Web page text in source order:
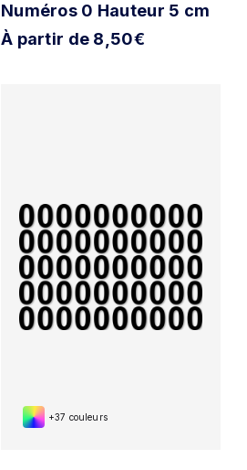
Numéros 0 Hauteur 5 cm
À partir de 8,50€
+37 couleurs